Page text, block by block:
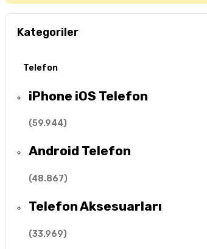
Kategoriler
Telefon
iPhone iOS Telefon
(59.944)
Android Telefon
(48.867)
Telefon Aksesuarları
(33.969)